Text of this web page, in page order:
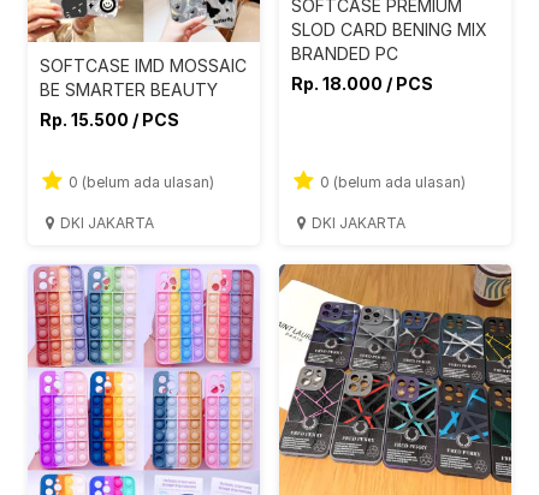
SOFTCASE IMD MOSSAIC
BE SMARTER BEAUTY
Rp. 15.500 / PCS
0 (belum ada ulasan)
DKI JAKARTA
SOFTCASE PREMIUM
SLOD CARD BENING MIX
BRANDED PC
Rp. 18.000 / PCS
0 (belum ada ulasan)
DKI JAKARTA